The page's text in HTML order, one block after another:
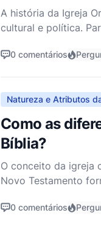
A história da Igreja
cultural e política.
0 comentários
Natureza e Atributos
Como as
Bíblia?
O conceito da igreja
Novo Testamento
0 comentários